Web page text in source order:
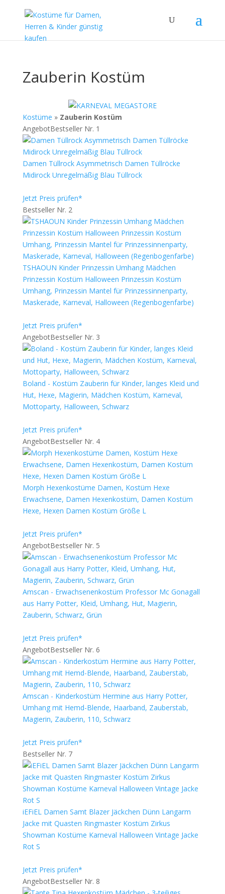
Zauberin Kostüm
Kostüme » Zauberin Kostüm
AngebotBestseller Nr. 1
Damen Tüllrock Asymmetrisch Damen Tüllröcke
Midirock Unregelmäßig Blau Tüllrock
Jetzt Preis prüfen*
Bestseller Nr. 2
TSHAOUN Kinder Prinzessin Umhang Mädchen
Prinzessin Kostüm Halloween Prinzessin Kostüm
Umhang, Prinzessin Mantel für Prinzessinnenparty,
Maskerade, Karneval, Halloween (Regenbogenfarbe)
Jetzt Preis prüfen*
AngebotBestseller Nr. 3
Boland - Kostüm Zauberin für Kinder, langes Kleid und
Hut, Hexe, Magierin, Mädchen Kostüm, Karneval,
Mottoparty, Halloween, Schwarz
Jetzt Preis prüfen*
AngebotBestseller Nr. 4
Morph Hexenkostüme Damen, Kostüm Hexe
Erwachsene, Damen Hexenkostüm, Damen Kostüm
Hexe, Hexen Damen Kostüm Größe L
Jetzt Preis prüfen*
AngebotBestseller Nr. 5
Amscan - Erwachsenenkostüm Professor Mc Gonagall
aus Harry Potter, Kleid, Umhang, Hut, Magierin,
Zauberin, Schwarz, Grün
Jetzt Preis prüfen*
AngebotBestseller Nr. 6
Amscan - Kinderkostüm Hermine aus Harry Potter,
Umhang mit Hemd-Blende, Haarband, Zauberstab,
Magierin, Zauberin, 110, Schwarz
Jetzt Preis prüfen*
Bestseller Nr. 7
iEFiEL Damen Samt Blazer Jäckchen Dünn Langarm
Jacke mit Quasten Ringmaster Kostüm Zirkus
Showman Kostüme Karneval Halloween Vintage Jacke
Rot S
Jetzt Preis prüfen*
AngebotBestseller Nr. 8